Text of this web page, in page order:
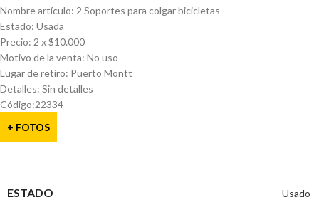
Nombre artículo: 2 Soportes para colgar bicicletas
Estado: Usada
Precio: 2 x $10.000
Motivo de la venta: No uso
Lugar de retiro: Puerto Montt
Detalles: Sin detalles
Código:22334
+ FOTOS
ESTADO Usado